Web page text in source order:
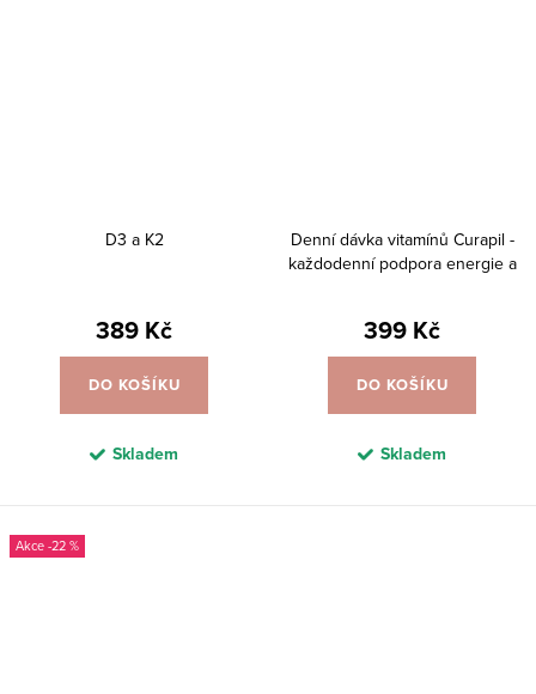
D3 a K2
389 Kč
DO KOŠÍKU
Skladem
Denní dávka vitamínů Curapil -
každodenní podpora energie a
399 Kč
DO KOŠÍKU
Skladem
-22 %